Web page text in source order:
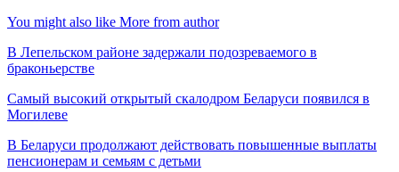
You might also like More from author
В Лепельском районе задержали подозреваемого в
браконьерстве
Самый высокий открытый скалодром Беларуси появился в
Могилеве
В Беларуси продолжают действовать повышенные выплаты
пенсионерам и семьям с детьми